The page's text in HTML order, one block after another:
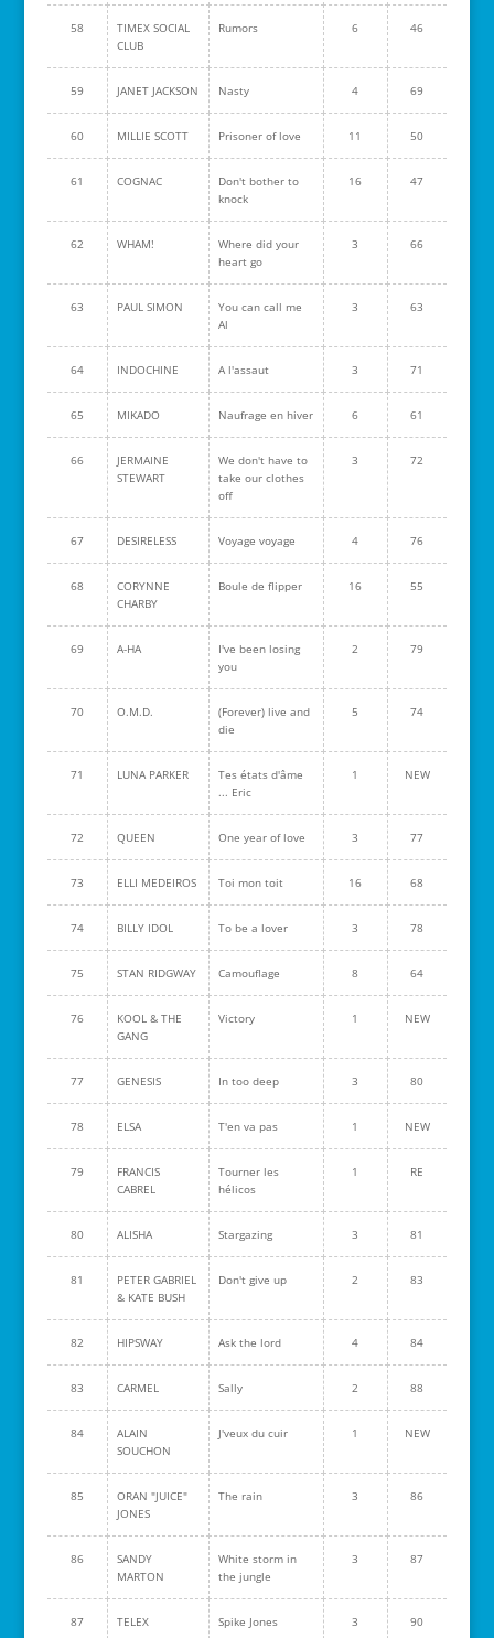
58
TIMEX SOCIAL
CLUB
Rumors 6 46
59 JANET JACKSON Nasty 4 69
60 MILLIE SCOTT Prisoner of love 11 50
61 COGNAC
Don't bother to
knock
16 47
62 WHAM!
Where did your
heart go
3 66
63 PAUL SIMON
You can call me
Al
3 63
64 INDOCHINE A l'assaut 3 71
65 MIKADO Naufrage en hiver 6 61
66
JERMAINE
STEWART
We don't have to
take our clothes
off
3 72
67 DESIRELESS Voyage voyage 4 76
68
CORYNNE
CHARBY
Boule de flipper 16 55
69 A-HA
I've been losing
you
2 79
70 O.M.D.
(Forever) live and
die
5 74
71 LUNA PARKER
Tes états d'âme
... Eric
1 NEW
72 QUEEN One year of love 3 77
73 ELLI MEDEIROS Toi mon toit 16 68
74 BILLY IDOL To be a lover 3 78
75 STAN RIDGWAY Camouflage 8 64
76
KOOL & THE
GANG
Victory 1 NEW
77 GENESIS In too deep 3 80
78 ELSA T'en va pas 1 NEW
79
FRANCIS
CABREL
Tourner les
hélicos
1 RE
80 ALISHA Stargazing 3 81
81
PETER GABRIEL
& KATE BUSH
Don't give up 2 83
82 HIPSWAY Ask the lord 4 84
83 CARMEL Sally 2 88
84
ALAIN
SOUCHON
J'veux du cuir 1 NEW
85
ORAN "JUICE"
JONES
The rain 3 86
86
SANDY
MARTON
White storm in
the jungle
3 87
87 TELEX Spike Jones 3 90